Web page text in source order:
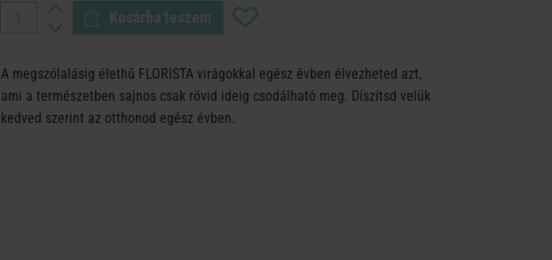
Kosárba teszem
A megszólalásig élethű FLORISTA virágokkal egész évben élvezheted azt,
ami a természetben sajnos csak rövid ideig csodálható meg. Díszítsd velük
kedved szerint az otthonod egész évben.